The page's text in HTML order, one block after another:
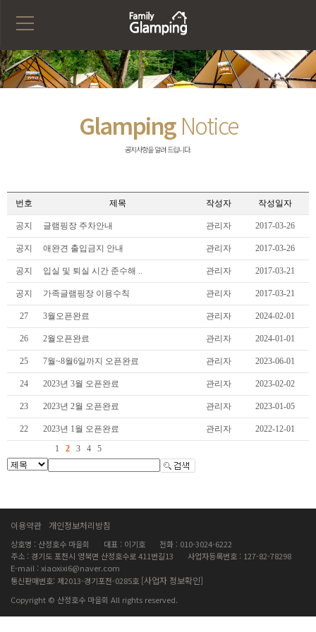
GlampingNotice
공지사항을 알려 드립니다.
번호 제목 작성자 작성일자
공지 글램핑장 주차안내 관리자 2017-03-26
공지 애완견 출입금지 안내 관리자 2017-03-26
공지 입실 및 퇴실 시간 준수해 .. 관리자 2017-03-21
공지 가족글램핑장 이용수칙 관리자 2017-03-21
27 3월오픈완료 관리자 2024-02-01
26 2월오픈완료 관리자 2024-01-01
25 7월~8월6일까지 오픈완료 관리자 2023-06-01
24 2023년 3월 오픈완료 관리자 2023-02-02
23 2023년 2월 오픈완료 관리자 2023-01-05
22 2023년 1월 오픈완료 관리자
2022-12-01
1
2 3 4 5
이용약관 개인정보처리방침
상호명 : 산정호수 마을회 대표 : 이기호
전화 : 010-3024-6222
주소 : 경기도 포천시 영북면 산정호수로 411번길13
사업자등록번호 : 127-82-78298
E-mail : xiaoxixi6@naver.com
통신판매번호: 제2013-경기포천-0285호 [사업자 정보확인]
Copyright © 산정호수 마을회 All rights reserved.